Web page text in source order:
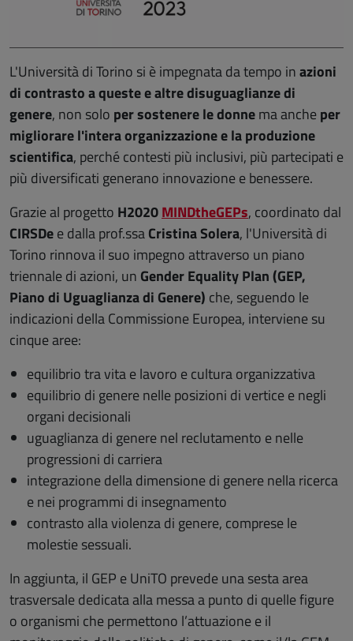
L'Università di Torino si è impegnata da tempo inazioni
di contrasto a queste e altre disuguaglianze di
genere, non solo per sostenere le donnema ancheper
migliorare l'intera organizzazione e la produzione
scientifica, perché contesti più inclusivi, più partecipati e
più diversificati generano innovazione e benessere.
Grazie al progetto H2020MINDtheGEPs, coordinato dal
CIRSDee dalla prof.ssaCristina Solera, l'Università di
Torino rinnova il suo impegno attraverso un piano
triennale di azioni, un Gender Equality Plan (GEP,
Piano di Uguaglianza di Genere) che, seguendo le
indicazioni della Commissione Europea, interviene su
cinque aree:
equilibrio tra vita e lavoro e cultura organizzativa
equilibrio di genere nelle posizioni di vertice e negli
organi decisionali
uguaglianza di genere nel reclutamento e nelle
progressioni di carriera
integrazione della dimensione di genere nella ricerca
e nei programmi di insegnamento
contrasto alla violenza di genere, comprese le
molestie sessuali.
In aggiunta, il GEP e UniTO prevede una sesta area
trasversale dedicata alla messa a punto di quelle figure
o organismi che permettono l’attuazione e il